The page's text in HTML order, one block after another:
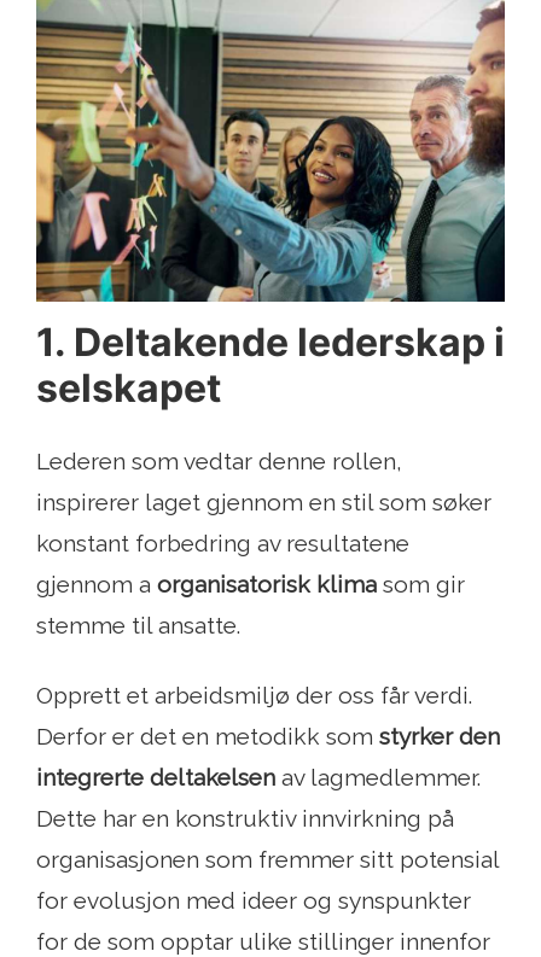
1. Deltakende lederskap i
selskapet
Lederen som vedtar denne rollen,
inspirerer laget gjennom en stil som søker
konstant forbedring av resultatene
gjennom a organisatorisk klima som gir
stemme til ansatte.
Opprett et arbeidsmiljø der oss får verdi.
Derfor er det en metodikk som styrker den
integrerte deltakelsen av lagmedlemmer.
Dette har en konstruktiv innvirkning på
organisasjonen som fremmer sitt potensial
for evolusjon med ideer og synspunkter
for de som opptar ulike stillinger innenfor